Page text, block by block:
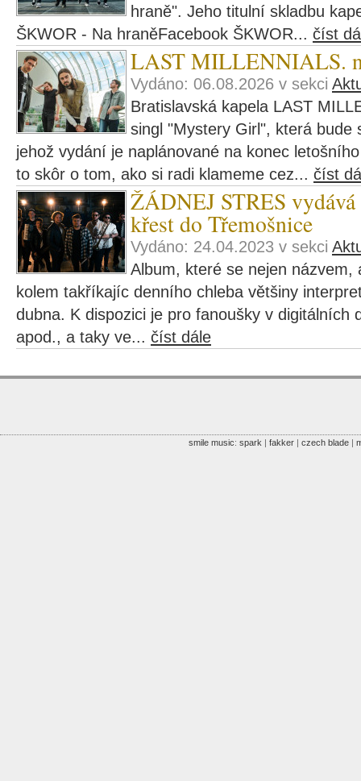
hraně". Jeho titulní skladbu
ŠKWOR - Na hraněFacebook ŠKWOR... číst
LAST MILLENNIALS.
Vydáno: 06.08.2026 v sekci
Bratislavská kapela LAST
singl "Mystery Girl", která bude
jehož vydání je naplánované na konec
to skôr o tom, ako si radi klameme cez... číst
ŽÁDNEJ STRES
křest do Třemošnice
Vydáno: 24.04.2023 v sekci
Album, které se nejen
kolem takříkajíc denního chleba většiny
dubna. K dispozici je pro fanoušky v digitálních
apod., a taky ve... číst dále
smile music:spark |fakker |czech blade |